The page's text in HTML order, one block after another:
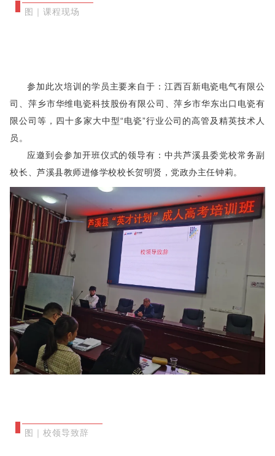
图｜课程现场
参加此次培训的学员主要来自于：江西百新电瓷电气有限公
司、萍乡市华维电瓷科技股份有限公司、萍乡市华东出口电瓷有
限公司等，四十多家大中型“电瓷”行业公司的高管及精英技术人
员。
应邀到会参加开班仪式的领导有：中共芦溪县委党校常务副
校长、芦溪县教师进修学校校长贺明贤，党政办主任钟莉。
图｜校领导致辞